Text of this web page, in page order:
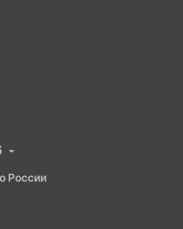
России